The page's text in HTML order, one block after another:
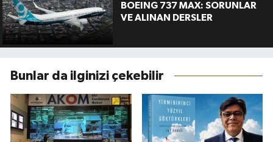
BOEING 737 MAX: SORUNLAR
VE ALINAN DERSLER
Bunlar da ilginizi çekebilir